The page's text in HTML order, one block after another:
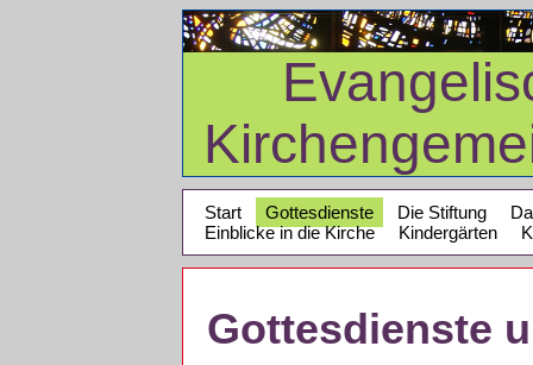
Start Gottesdienste Die Stiftung
Einblicke in die Kirche
Kindergärten
Gottesdienste